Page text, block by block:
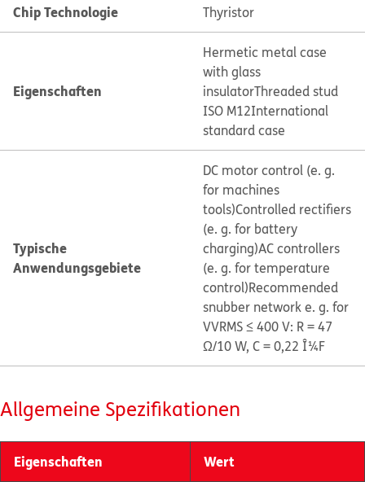
Chip Technologie Thyristor
Eigenschaften
Hermetic metal case
with glass
insulatorThreaded stud
ISO M12International
standard case
Typische
Anwendungsgebiete
DC motor control (e. g.
for machines
tools)Controlled rectifiers
(e. g. for battery
charging)AC controllers
(e. g. for temperature
control)Recommended
snubber network e. g. for
VVRMS ≤ 400 V: R = 47
Ω/10 W, C = 0,22 Î¼F
Allgemeine Spezifikationen
Eigenschaften Wert